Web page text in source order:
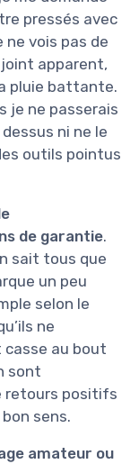
pressés avec
vois pas de
apparent,
pluie battante.
je ne passerais
ni ne le
outils pointus
de garantie.
sait tous que
un peu
selon le
ne
casse au bout
sont
retours positifs
sens.
amateur ou